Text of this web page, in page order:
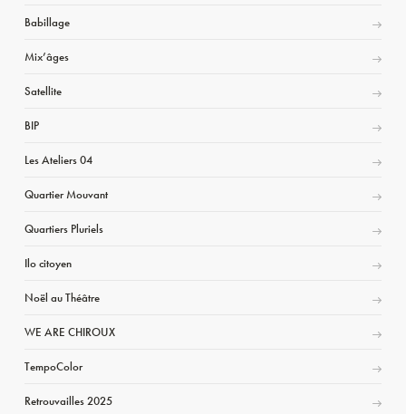
Babillage
Mix’âges
Satellite
BIP
Les Ateliers 04
Quartier Mouvant
Quartiers Pluriels
Ilo citoyen
Noël au Théâtre
WE ARE CHIROUX
TempoColor
Retrouvailles 2025